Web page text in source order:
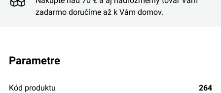
zadarmo doručíme až k Vám domov.
parametre
Kód produktu 264